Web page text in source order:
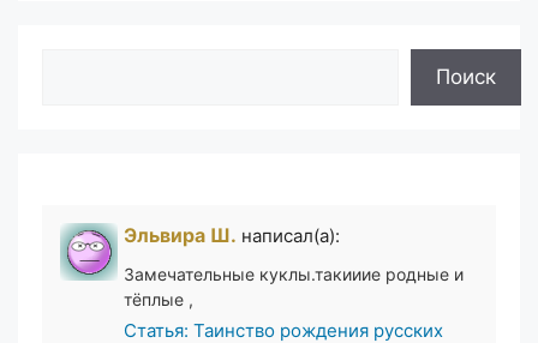
Поиск
Эльвира Ш. написал(а):
Замечательные куклы.такииие родные и
тёплые ,
Статья: Таинство рождения русских